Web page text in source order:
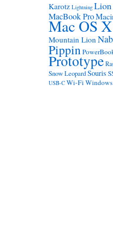
Karotz Lightning Lion
MacBook Pro
Mac OS X
Mountain Lion
Pippin
Prototype
Snow LeopardSouris
USB-C Wi-FiWindows